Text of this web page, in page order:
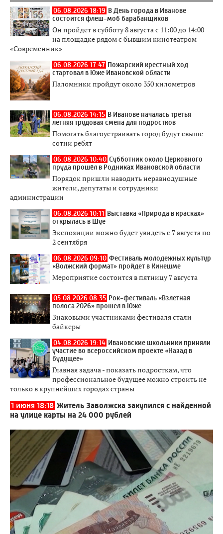
06.08.2026 18:19 В День города в Иванове
состоится флеш-моб барабанщиков
Он пройдет в субботу 8 августа с 11:00 до 14:00
на площадке рядом с бывшим кинотеатром
«Современник»
06.08.2026 17:47 Пожарский крестный ход
стартовал в Юже Ивановской области
Паломники пройдут около 350 километров
06.08.2026 14:15 В Иванове началась третья
летняя трудовая смена для подростков
Помогать благоустраивать город будут свыше
сотни ребят
06.08.2026 10:40 Субботник около Церковного
пруда прошёл в Родниках Ивановской области
Порядок пришли наводить неравнодушные
жители, депутаты и сотрудники
администрации
06.08.2026 10:11 Выставка «Природа в красках»
открылась в Шуе
Экспозиции можно будет увидеть с 7 августа по
2 сентября
06.08.2026 09:10 Фестиваль молодежных культур
«Волжский формат» пройдет в Кинешме
Мероприятие состоится в пятницу 7 августа
05.08.2026 08:35 Рок-фестиваль «Взлетная
полоса 2026» прошел в Юже
Знаковыми участниками фестиваля стали
байкеры
04.08.2026 19:14 Ивановские школьники приняли
участие во всероссийском проекте «Назад в
будущее»
Главная задача - показать подросткам, что
профессиональное будущее можно строить не
только в крупнейших городах страны
1 июня 18:18 Житель Заволжска закупился с найденной
на улице карты на 24 000 рублей